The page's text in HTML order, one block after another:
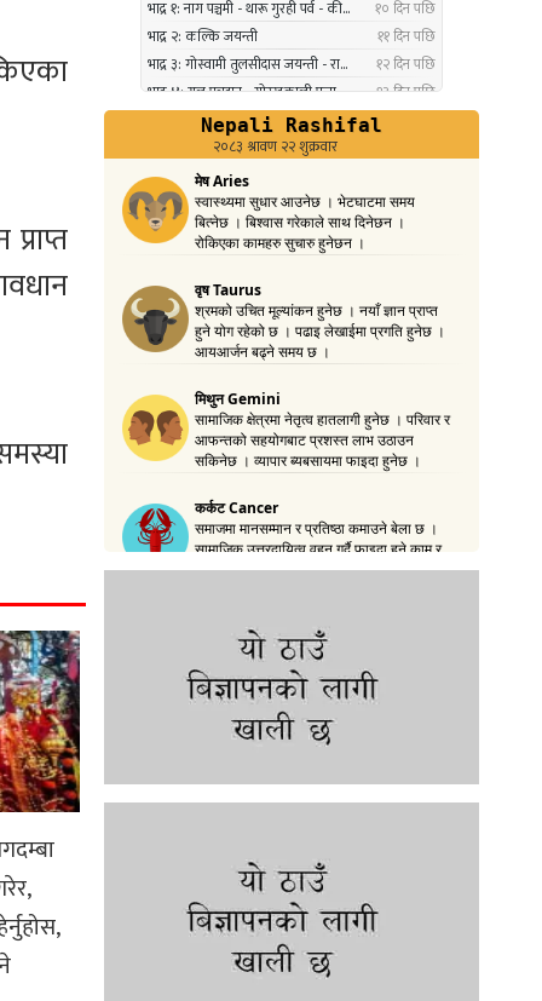
१०
नगरप्रमुख तामाङको अध्यक्षतामा
जलवायु उत्थानशील कार्यढाँचा
सम्बन्धी एकदिने क्षमता अभिवृद्धि
कार्यक्रम सम्पन्न
३ महिना अघि